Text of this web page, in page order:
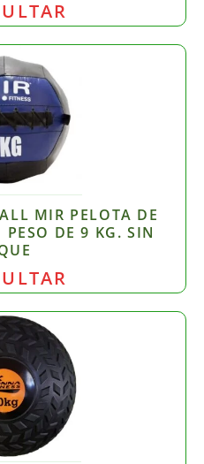
MIR PELOTA DE
DE 9 KG. SIN